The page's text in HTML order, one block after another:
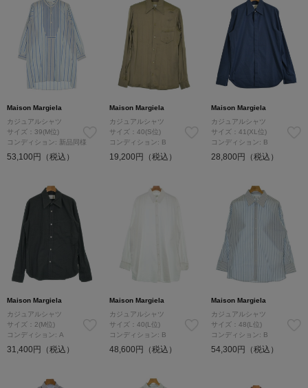
Maison Margiela
カジュアルシャツ
サイズ：39(M位)
コンディション: 新品同様
53,100円（税込）
Maison Margiela
カジュアルシャツ
サイズ：40(S位)
コンディション: B
19,200円（税込）
Maison Margiela
カジュアルシャツ
サイズ：41(XL位)
コンディション: B
28,800円（税込）
Maison Margiela
カジュアルシャツ
サイズ：2(M位)
コンディション: A
31,400円（税込）
Maison Margiela
カジュアルシャツ
サイズ：40(L位)
コンディション: B
48,600円（税込）
Maison Margiela
カジュアルシャツ
サイズ：48(L位)
コンディション: B
54,300円（税込）